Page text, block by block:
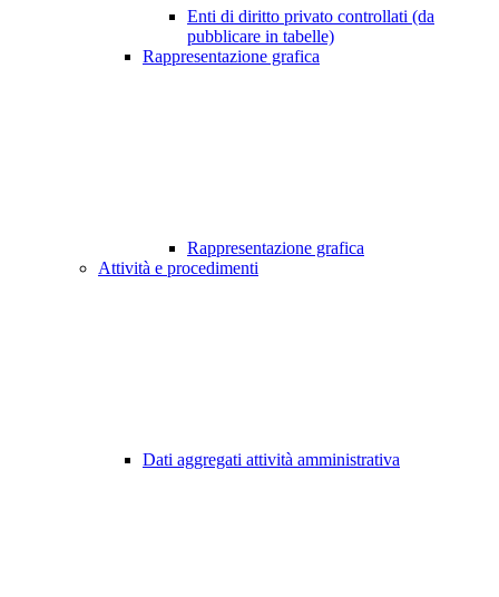
Enti di diritto privato controllati (da
pubblicare in tabelle)
Rappresentazione grafica
Rappresentazione grafica
Attività e procedimenti
Dati aggregati attività amministrativa